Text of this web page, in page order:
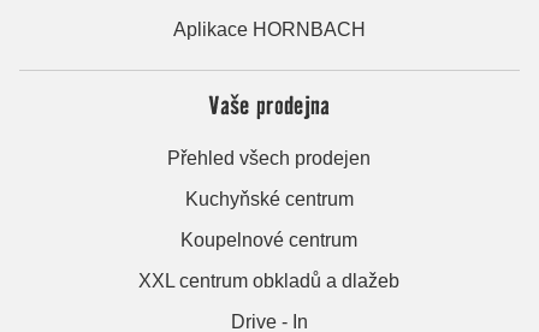
Aplikace HORNBACH
Vaše prodejna
Přehled všech prodejen
Kuchyňské centrum
Koupelnové centrum
XXL centrum obkladů a dlažeb
Drive - In